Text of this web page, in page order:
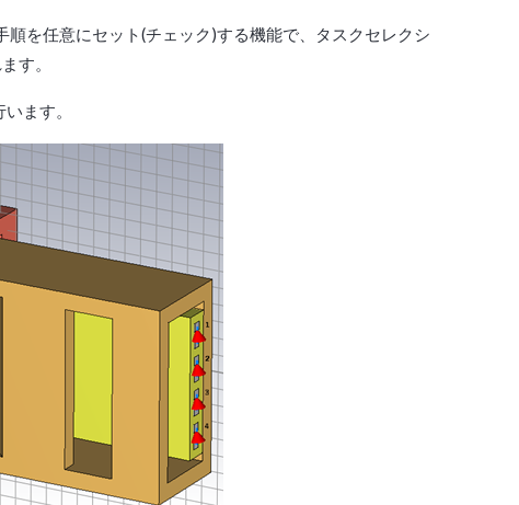
順を任意にセット(チェック)する機能で、タスクセレクシ
す。
ます。